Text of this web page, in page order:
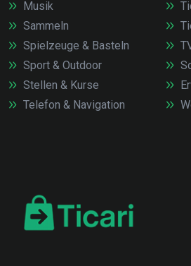
Musik
Sammeln
Spielzeuge & Basteln
Sport & Outdoor
Stellen & Kurse
Telefon & Navigation